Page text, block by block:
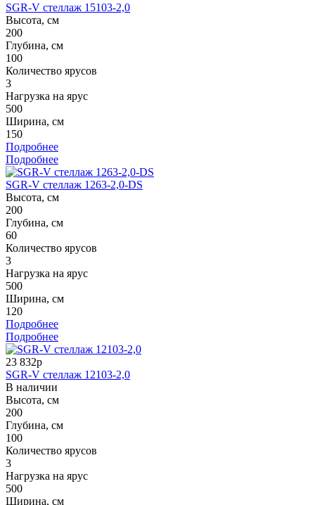
SGR-V стеллаж 15103-2,0
Высота, см
200
Глубина, см
100
Количество ярусов
3
Нагрузка на ярус
500
Ширина, см
150
Подробнее
Подробнее
SGR-V стеллаж 1263-2,0-DS
Высота, см
200
Глубина, см
60
Количество ярусов
3
Нагрузка на ярус
500
Ширина, см
120
Подробнее
Подробнее
23 832р
SGR-V стеллаж 12103-2,0
В наличии
Высота, см
200
Глубина, см
100
Количество ярусов
3
Нагрузка на ярус
500
Ширина, см